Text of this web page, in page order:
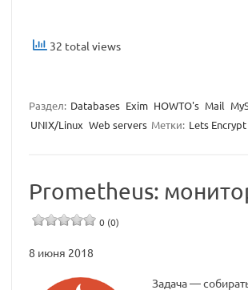
32 total views
Раздел: Databases Exim HOWTO's Mail
UNIX/Linux Web servers Метки: Lets Encrypt
Prometheus:
0 (0)
8 июня 2018
Задача —